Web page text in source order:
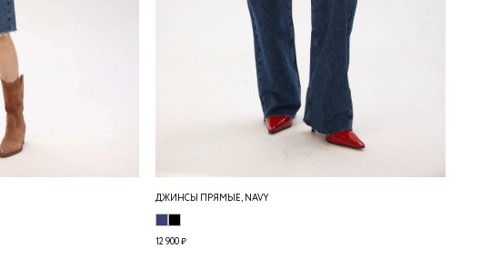
ДЖИНСЫ ПРЯМЫЕ, NAVY
12 900 ₽